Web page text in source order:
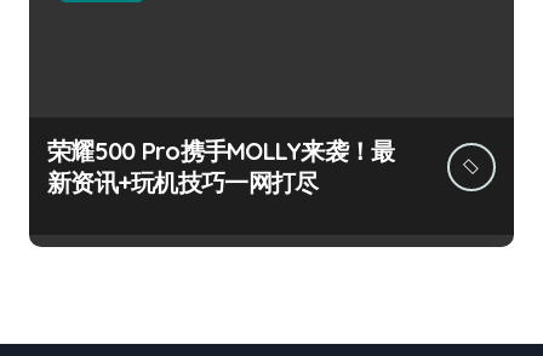
荣耀500 Pro携手MOLLY来袭！最
新资讯+玩机技巧一网打尽